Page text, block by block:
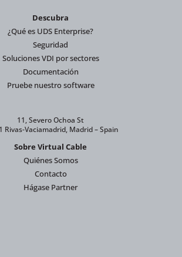
Descubra
¿Qué es UDS Enterprise?
Seguridad
Soluciones VDI por sectores
Documentación
Pruebe nuestro software
11, Severo Ochoa St
Rivas-Vaciamadrid, Madrid – Spain
Sobre Virtual Cable
Quiénes Somos
Contacto
Hágase Partner